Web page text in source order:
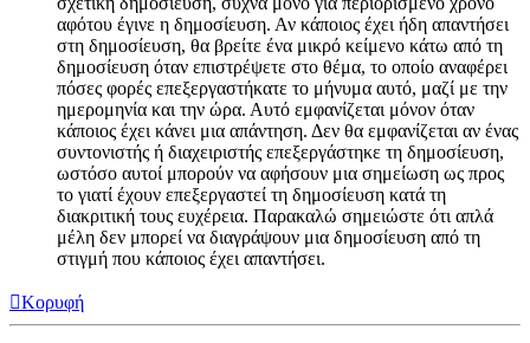
αφότου έγινε η δημοσίευση. Αν κάποιος έχει ήδη απαντήσει
στη δημοσίευση, θα βρείτε ένα μικρό κείμενο κάτω από τη
δημοσίευση όταν επιστρέψετε στο θέμα, το οποίο αναφέρει
πόσες φορές επεξεργαστήκατε το μήνυμα αυτό, μαζί με την
ημερομηνία και την ώρα. Αυτό εμφανίζεται μόνον όταν
κάποιος έχει κάνει μια απάντηση. Δεν θα εμφανίζεται αν ένας
συντονιστής ή διαχειριστής επεξεργάστηκε τη δημοσίευση,
ωστόσο αυτοί μπορούν να αφήσουν μια σημείωση ως προς
το γιατί έχουν επεξεργαστεί τη δημοσίευση κατά τη
διακριτική τους ευχέρεια. Παρακαλώ σημειώστε ότι απλά
μέλη δεν μπορεί να διαγράψουν μια δημοσίευση από τη
στιγμή που κάποιος έχει απαντήσει.
Κορυφή